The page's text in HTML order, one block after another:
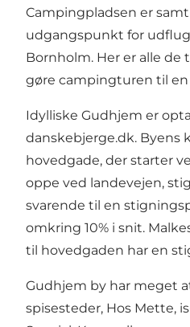
Campingpladsen er
udgangspunkt for
Bornholm. Her er alle de
gøre campingturen til en
Idylliske Gudhjem er
danskebjerge.dk. Byens
hovedgade, der starter
oppe ved landevejen,
svarende til en
omkring 10% i snit.
til hovedgaden har en
Gudhjem by har meget
spisesteder, Hos Mette,